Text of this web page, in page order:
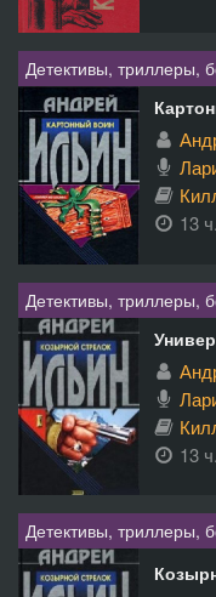
Детективы, триллеры,
13
Детективы, триллеры,
13
Детективы, триллеры,